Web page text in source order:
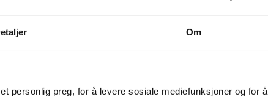
Om
personlig preg, for å levere sosiale mediefunksjoner og for å